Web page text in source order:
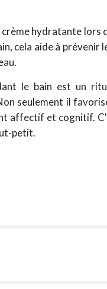
hydratante
cela aide à
le bain est un
seulement il
affectif et cognitif.
petit.